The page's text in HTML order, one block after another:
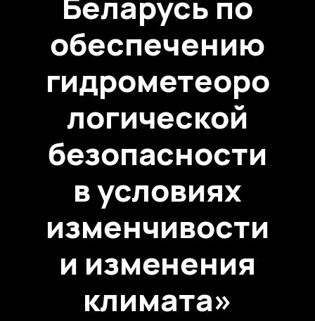
обеспечению
гидрометеоро
логической
безопасности
в условиях
изменчивости
и изменения
климата»